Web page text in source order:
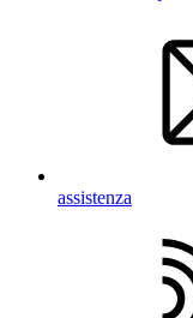
assistenza